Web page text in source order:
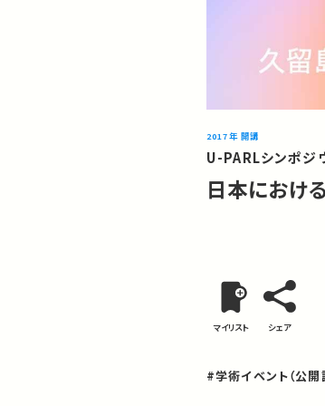
2017年 開講
U-PARLシンポジウ
日本におけ
マイリスト シェア
#学術イベント（公開